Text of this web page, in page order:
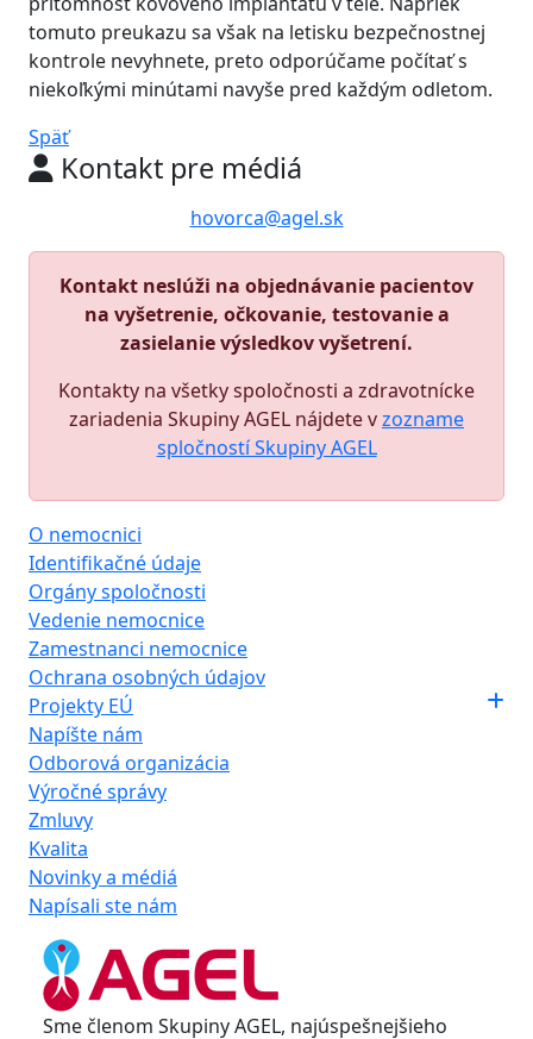
tomuto preukazu sa však na letisku bezpečnostnej
kontrole nevyhnete, preto odporúčame počítať s
niekoľkými minútami navyše pred každým odletom.
Späť
Kontakt pre médiá
hovorca@agel.sk
Kontakt neslúži na objednávanie pacientov
na vyšetrenie, očkovanie, testovanie a
zasielanie výsledkov vyšetrení.
Kontakty na všetky spoločnosti a zdravotnícke
zariadenia Skupiny AGEL nájdete vzozname
spločností Skupiny AGEL
O nemocnici
Identifikačné údaje
Orgány spoločnosti
Vedenie nemocnice
Zamestnanci nemocnice
Ochrana osobných údajov
Projekty EÚ
Napíšte nám
Odborová organizácia
Výročné správy
Zmluvy
Kvalita
Novinky a médiá
Napísali ste nám
Sme členom Skupiny AGEL, najúspešnejšieho